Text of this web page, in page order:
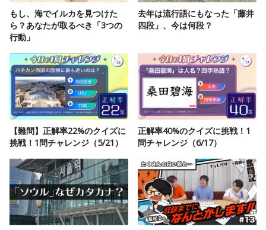
もし、海でイルカを見つけた
ら？あなたが取るべき「3つの
行動」
去年は流行語にもなった「藤井
四段」、今は何段？
【難問】正解率22%のクイズに
挑戦！1問チャレンジ（5/21）
正解率40%のクイズに挑戦！1
問チャレンジ（6/17）